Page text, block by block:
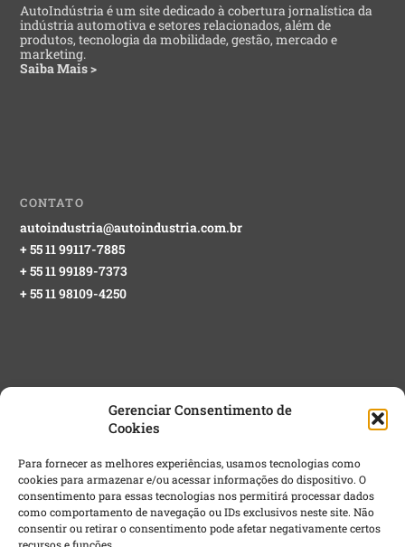
Gerenciar Consentimento de
Cookies
Para fornecer as melhores experiências, usamos tecnologias como
cookies para armazenar e/ou acessar informações do dispositivo. O
consentimento para essas tecnologias nos permitirá processar dados
como comportamento de navegação ou IDs exclusivos neste site. Não
consentir ou retirar o consentimento pode afetar negativamente certos
AutoIndústria é um site dedicado à cobertura jornalística da
indústria automotiva e setores relacionados, além de
produtos, tecnologia da mobilidade, gestão, mercado e
marketing.
Saiba Mais >
CONTATO
autoindustria@autoindustria.com.br
+ 55 11 99117-7885
+ 55 11 99189-7373
+ 55 11 98109-4250
Email*